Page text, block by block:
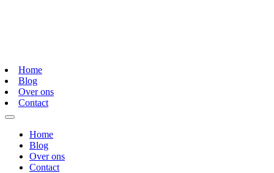
Home
Blog
Over ons
Contact
Home
Blog
Over ons
Contact